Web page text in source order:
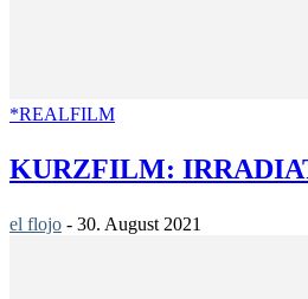
*REALFILM
KURZFILM:
el flojo - 30. August 2021